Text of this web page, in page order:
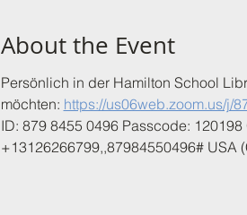
About the Event
Persönlich in der Hamilton School
möchten: https://us06web.zoom.us/j/
ID: 879 8455 0496 Passcode:
+13126266799,,87984550496# USA